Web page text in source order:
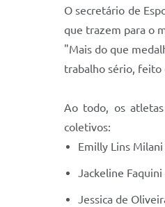
O secretário de
que trazem para o
"Mais do que
trabalho sério, feito
Ao todo, os
coletivos:
Emilly Lins
Jackeline
Jessica de